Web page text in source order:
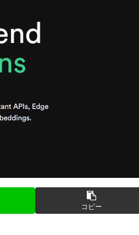
コピー